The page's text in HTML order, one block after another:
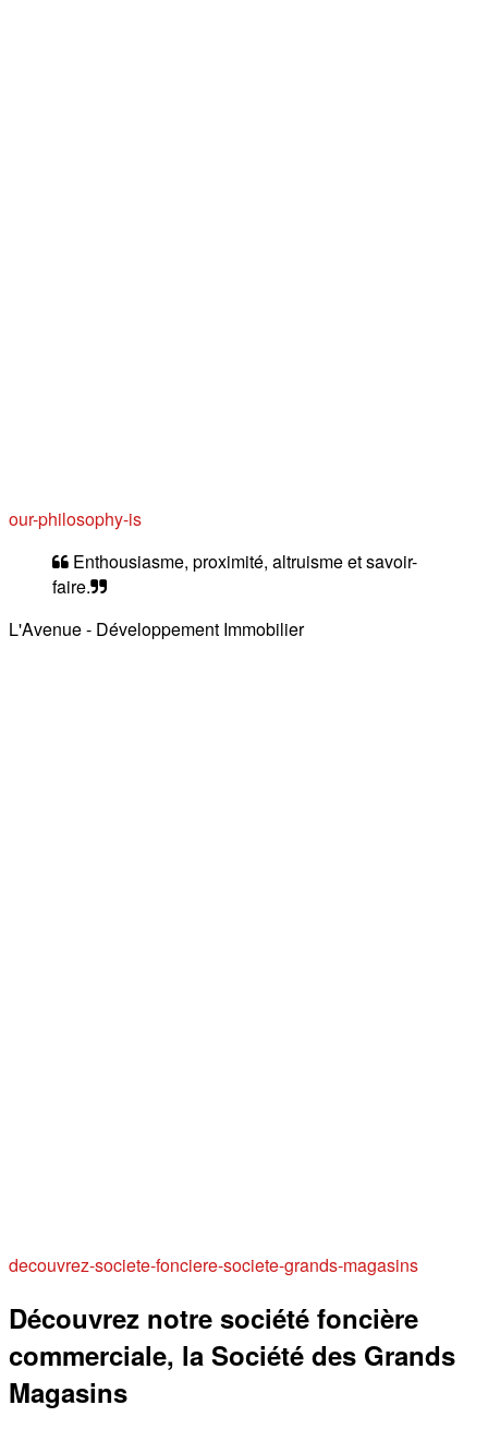
our-philosophy-is
Enthousiasme, proximité, altruisme et savoir-
faire.
L'Avenue - Développement Immobilier
decouvrez-societe-fonciere-societe-grands-magasins
Découvrez notre société foncière
commerciale, la Société des Grands
Magasins